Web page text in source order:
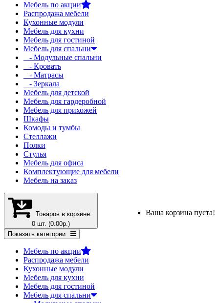
Мебель по акции
Распродажа мебели
Кухонные модули
Мебель для кухни
Мебель для гостиной
Мебель для спальни
- Модульные спальни
- Кровать
- Матрасы
- Зеркала
Мебель для детской
Мебель для гардеробной
Мебель для прихожей
Шкафы
Комоды и тумбы
Стеллажи
Полки
Стулья
Мебель для офиса
Комплектующие для мебели
Мебель на заказ
Товаров в корзине:
0 шт. (0.00р.)
Ваша корзина пуста!
Показать категории
Мебель по акции
Распродажа мебели
Кухонные модули
Мебель для кухни
Мебель для гостиной
Мебель для спальни